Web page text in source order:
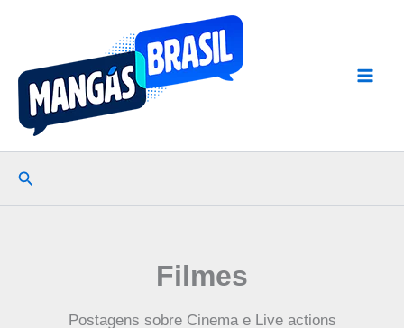
conteúdo
Pesquisar
Filmes
Postagens sobre Cinema e Live actions